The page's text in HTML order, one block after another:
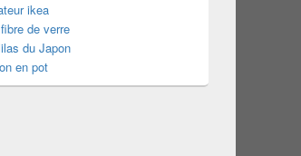
ikea
de verre
du Japon
en pot